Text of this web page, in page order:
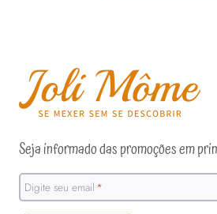
várias
variantes.
As
podem
ser
escolhidas
Seja informado das promoções em
Digite seu email *